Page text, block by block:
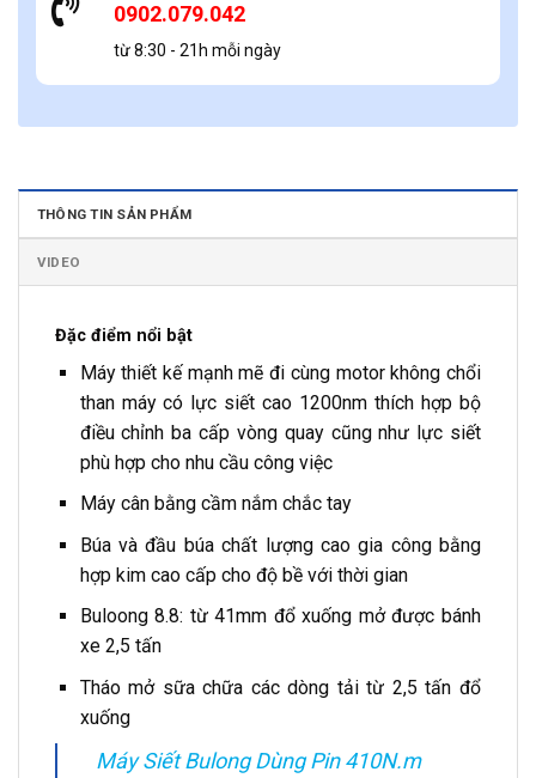
0902.079.042
từ 8:30 - 21h mỗi ngày
THÔNG TIN SẢN PHẨM
VIDEO
Đặc điểm nổi bật
Máy thiết kế mạnh mẽ đi cùng motor không chổi
than máy có lực siết cao 1200nm thích hợp bộ
điều chỉnh ba cấp vòng quay cũng như lực siết
phù hợp cho nhu cầu công việc
Máy cân bằng cầm nắm chắc tay
Búa và đầu búa chất lượng cao gia công bằng
hợp kim cao cấp cho độ bề với thời gian
Buloong 8.8: từ 41mm đổ xuống mở được bánh
xe 2,5 tấn
Tháo mở sữa chữa các dòng tải từ 2,5 tấn đổ
xuống
Máy Siết Bulong Dùng Pin 410N.m